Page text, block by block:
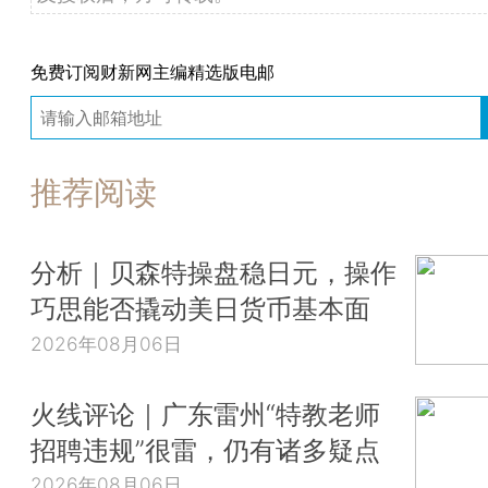
免费订阅财新网主编精选版电邮
推荐阅读
分析｜贝森特操盘稳日元，操作
巧思能否撬动美日货币基本面
2026年08月06日
火线评论｜广东雷州“特教老师
招聘违规”很雷，仍有诸多疑点